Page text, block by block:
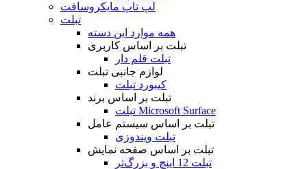
لپ تاپ مایکروسافت
تبلت
همه موارد این دسته
تبلت بر اساس کاربری
تبلت قلم دار
لوازم جانبی تبلت
کیبورد تبلت
تبلت بر اساس برند
تبلت Microsoft Surface
تبلت بر اساس سیستم عامل
تبلت ویندوزی
تبلت بر اساس صفحه نمایش
تبلت 12 اینچ و بزرگ‌تر